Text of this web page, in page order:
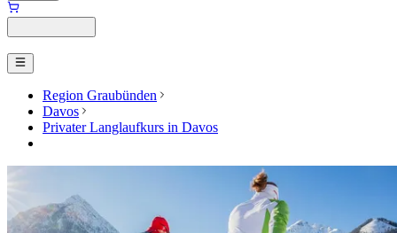
Region Graubünden
Davos
Privater Langlaufkurs in Davos